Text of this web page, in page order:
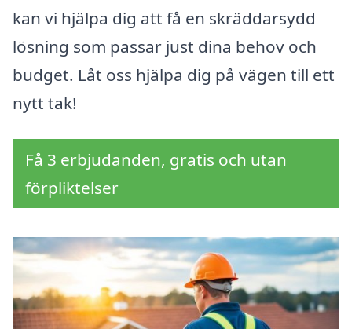
kan vi hjälpa dig att få en skräddarsydd
lösning som passar just dina behov och
budget. Låt oss hjälpa dig på vägen till ett
nytt tak!
Få 3 erbjudanden, gratis och utan
förpliktelser